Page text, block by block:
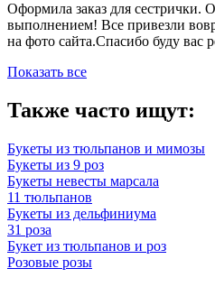
Оформила заказ для сестрички.
выполнением! Все привезли
на фото сайта.Спасибо буду вас
Показать все
Также часто ищут:
Букеты из тюльпанов и мимозы
Букеты из 9 роз
Букеты невесты марсала
11 тюльпанов
Букеты из дельфиниума
31 роза
Букет из тюльпанов и роз
Розовые розы